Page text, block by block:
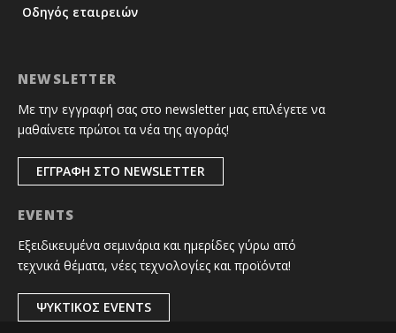
Οδηγός εταιρειών
NEWSLETTER
Με την εγγραφή σας στο newsletter μας επιλέγετε να
μαθαίνετε πρώτοι τα νέα της αγοράς!
ΕΓΓΡΑΦΗ ΣΤΟ NEWSLETTER
EVENTS
Εξειδικευμένα σεμινάρια και ημερίδες γύρω από
τεχνικά θέματα, νέες τεχνολογίες και προϊόντα!
ΨΥΚΤΙΚΟΣ EVENTS